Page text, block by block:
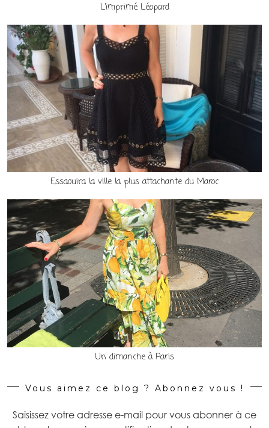
L’imprimé Léopard
Essaouira la ville la plus attachante du Maroc
Un dimanche à Paris
Vous aimez ce blog ? Abonnez vous !
Saisissez votre adresse e-mail pour vous abonner à ce